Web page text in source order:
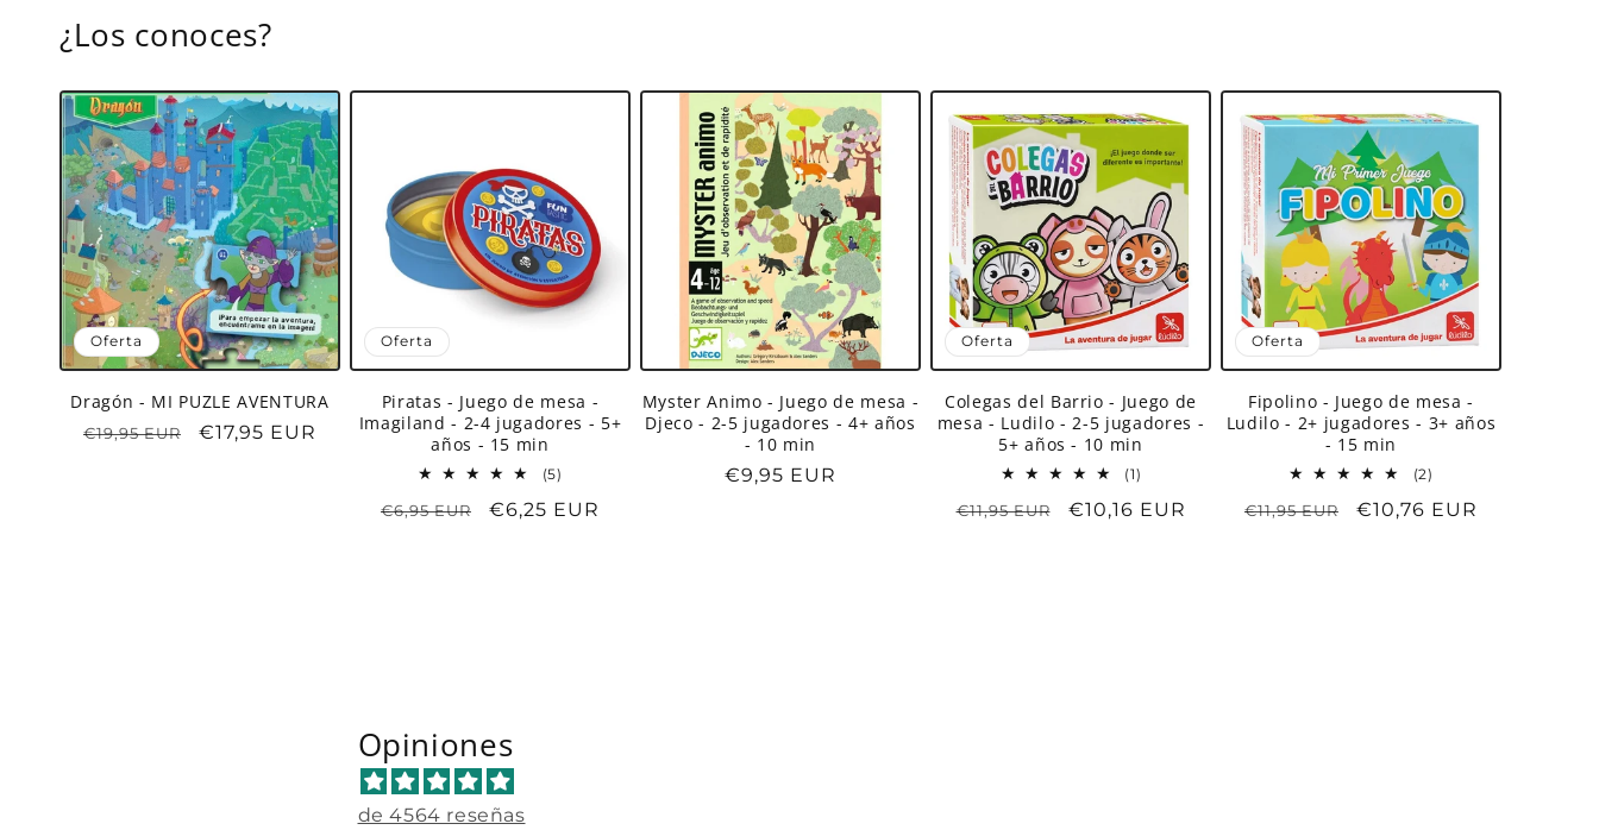
¿Los conoces?
Oferta
Dragón - MI PUZLE AVENTURA
Precio
€19,95 EUR
Precio
€17,95 EUR
Oferta
Piratas - Juego de mesa -
Imagiland - 2-4 jugadores - 5+
años - 15 min
(5)
totales
Precio
€6,95 EUR
Precio
€6,25 EUR
Myster Animo - Juego de mesa -
Djeco - 2-5 jugadores - 4+ años
- 10 min
Precio
€9,95 EUR
Oferta
Colegas del Barrio - Juego de
mesa - Ludilo - 2-5 jugadores -
5+ años - 10 min
(1)
totales
Precio
€11,95 EUR
Precio
€10,16 EUR
Oferta
Fipolino - Juego de mesa -
Ludilo - 2+ jugadores - 3+ años
- 15 min
(2)
totales
Precio
€11,95 EUR
Precio
€10,76 EUR
Opiniones
de 4564 reseñas